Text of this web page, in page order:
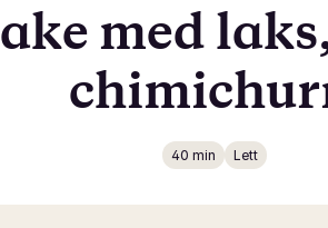
med
40 min Lett